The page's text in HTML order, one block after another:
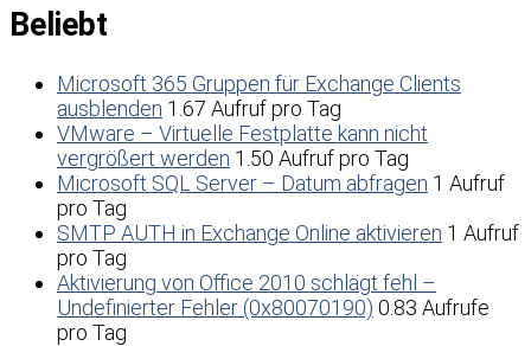
Beliebt
Microsoft 365 Gruppen für Exchange Clients
ausblenden 1.67 Aufruf pro Tag
VMware – Virtuelle Festplatte kann nicht
vergrößert werden 1.50 Aufruf pro Tag
Microsoft SQL Server – Datum abfragen 1 Aufruf
pro Tag
SMTP AUTH in Exchange Online aktivieren 1 Aufruf
pro Tag
Aktivierung von Office 2010 schlägt fehl –
Undefinierter Fehler (0x80070190) 0.83 Aufrufe
pro Tag